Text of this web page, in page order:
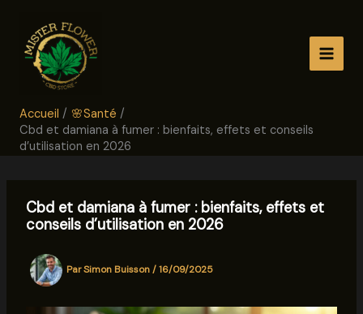
contenu
Accueil
🌸Santé
Cbd et damiana à fumer : bienfaits, effets et conseils
d’utilisation en 2026
Cbd et damiana à fumer : bienfaits, effets et
conseils d’utilisation en 2026
ParSimon Buisson/16/09/2025